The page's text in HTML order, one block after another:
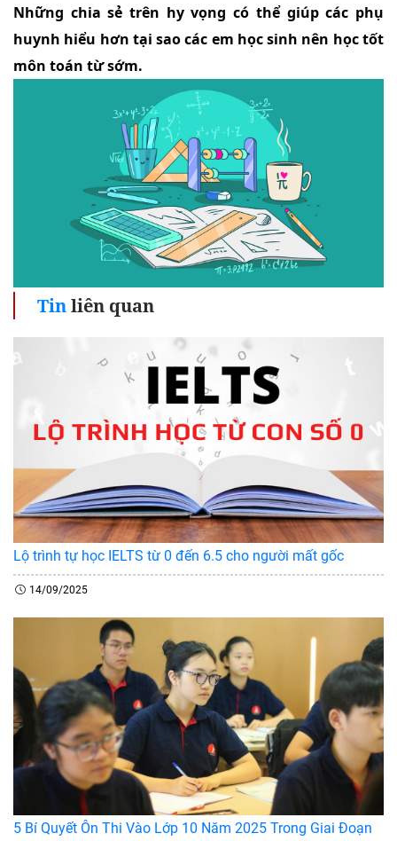
Những chia sẻ trên hy vọng có thể giúp các phụ
huynh hiểu hơn tại sao các em học sinh nên học tốt
môn toán từ sớm.
Tinliên quan
Lộ trình tự học IELTS từ 0 đến 6.5 cho người mất gốc
14/09/2025
5 Bí Quyết Ôn Thi Vào Lớp 10 Năm 2025 Trong Giai Đoạn